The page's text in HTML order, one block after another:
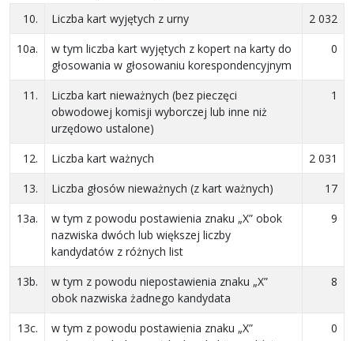
10. Liczba kart wyjętych z urny
2 032
10a.
w tym liczba kart wyjętych z kopert na karty do
głosowania w głosowaniu korespondencyjnym
0
11.
Liczba kart nieważnych (bez pieczęci
obwodowej komisji wyborczej lub inne niż
urzędowo ustalone)
1
12. Liczba kart ważnych
2 031
13.
Liczba głosów nieważnych (z kart ważnych)
17
13a.
w tym z powodu postawienia znaku „X” obok
nazwiska dwóch lub większej liczby
kandydatów z różnych list
9
13b.
w tym z powodu niepostawienia znaku „X”
obok nazwiska żadnego kandydata
8
13c.
w tym z powodu postawienia znaku „X”
0